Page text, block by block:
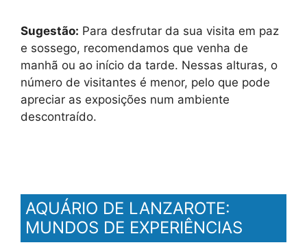
Sugestão: Para desfrutar da sua visita em paz
e sossego, recomendamos que venha de
manhã ou ao início da tarde. Nessas alturas, o
número de visitantes é menor, pelo que pode
apreciar as exposições num ambiente
descontraído.
AQUÁRIO DE LANZAROTE:
MUNDOS DE EXPERIÊNCIAS